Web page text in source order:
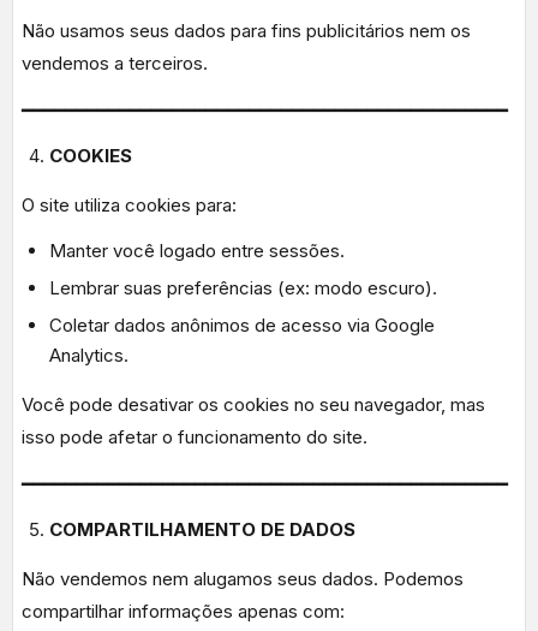
Não usamos seus dados para fins publicitários nem os
vendemos a terceiros.
━━━━━━━━━━━━━━━━━━━━━━━━━━━━━━━━━━━━━━━━━━━━━
COOKIES
O site utiliza cookies para:
Manter você logado entre sessões.
Lembrar suas preferências (ex: modo escuro).
Coletar dados anônimos de acesso via Google
Analytics.
Você pode desativar os cookies no seu navegador, mas
isso pode afetar o funcionamento do site.
━━━━━━━━━━━━━━━━━━━━━━━━━━━━━━━━━━━━━━━━━━━━━
COMPARTILHAMENTO DE DADOS
Não vendemos nem alugamos seus dados. Podemos
compartilhar informações apenas com: